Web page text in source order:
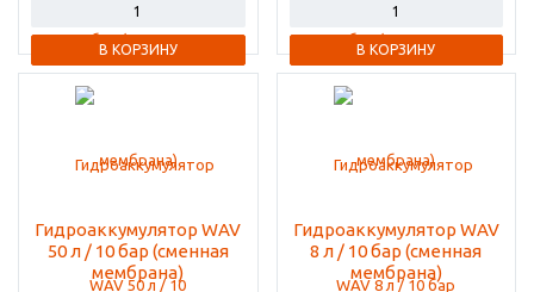
В КОРЗИНУ В КОРЗИНУ
Гидроаккумулятор WAV
50 л / 10 бар (сменная
мембрана)
Гидроаккумулятор WAV
8 л / 10 бар (сменная
мембрана)